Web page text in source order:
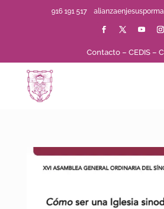
916 191 517
Contacto –CEDIS –